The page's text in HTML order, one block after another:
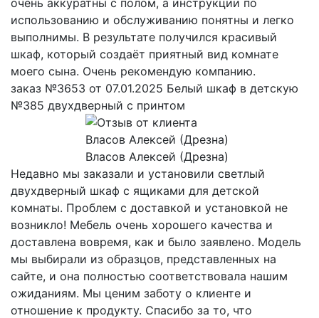
использованию и обслуживанию понятны и легко
выполнимы. В результате получился красивый
шкаф, который создаёт приятный вид комнате
моего сына. Очень рекомендую компанию.
заказ №3653 от 07.01.2025 Белый шкаф в детскую
№385 двухдверный с принтом
Власов Алексей (Дрезна)
Недавно мы заказали и установили светлый
двухдверный шкаф с ящиками для детской
комнаты. Проблем с доставкой и установкой не
возникло! Мебель очень хорошего качества и
доставлена вовремя, как и было заявлено. Модель
мы выбирали из образцов, представленных на
сайте, и она полностью соответствовала нашим
ожиданиям. Мы ценим заботу о клиенте и
отношение к продукту. Спасибо за то, что